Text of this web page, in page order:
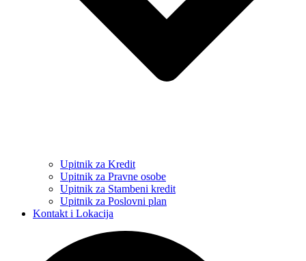
Upitnik za Kredit
Upitnik za Pravne osobe
Upitnik za Stambeni kredit
Upitnik za Poslovni plan
Kontakt i Lokacija